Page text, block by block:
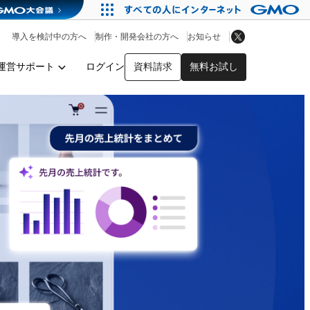
営サポート ログイン 資料請求 無料お試し
導入を検討中の方へ 制作・開発会社の方へ お知らせ
アプリストア